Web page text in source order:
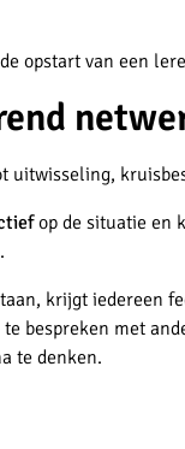
opstart van een
uitwisseling,
op de situatie en
krijgt iedereen
bespreken met
te denken.